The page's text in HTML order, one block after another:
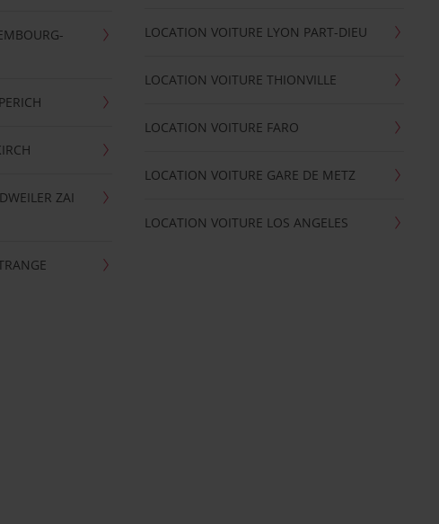
ZAI
LOCATION VOITURE LYON PART-DIEU
LOCATION VOITURE THIONVILLE
LOCATION VOITURE FARO
LOCATION VOITURE GARE DE METZ
LOCATION VOITURE LOS ANGELES